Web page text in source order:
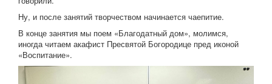
Ну, и после занятий творчеством начинается чаепитие.
В конце занятия мы поем «Благодатный дом», молимся,
иногда читаем акафист Пресвятой Богородице пред иконой
«Воспитание».